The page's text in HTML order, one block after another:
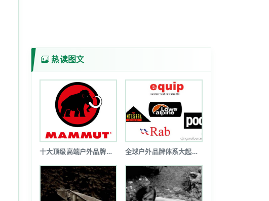
热读图文
十大顶级高端户外品牌排行榜 全球户外品牌体系大起底(图文详解)